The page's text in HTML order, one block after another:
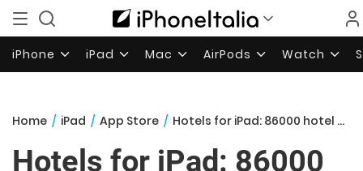
iPhone iPad Mac AirPods Watch
Home / iPad / App Store / Hotels for iPad: 86000 hotel a portata di iPad!
Hotels for iPad: 86000